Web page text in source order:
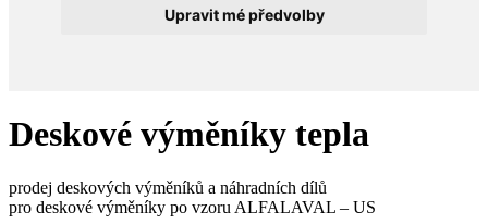
Upravit mé předvolby
Deskové výměníky tepla
prodej deskových výměníků a náhradních dílů
pro deskové výměníky po vzoru ALFALAVAL – US